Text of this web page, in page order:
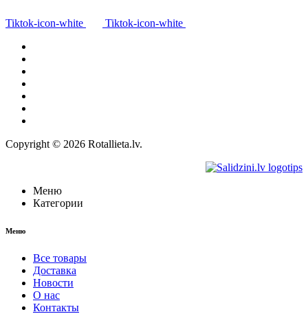
Tiktok-icon-white
Tiktok-icon-white
Copyright © 2026 Rotallieta.lv.
Меню
Категории
Меню
Все товары
Доставка
Новости
О нас
Контакты